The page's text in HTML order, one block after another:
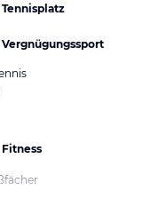
Tennisplatz
Vergnügungssport
Fitness